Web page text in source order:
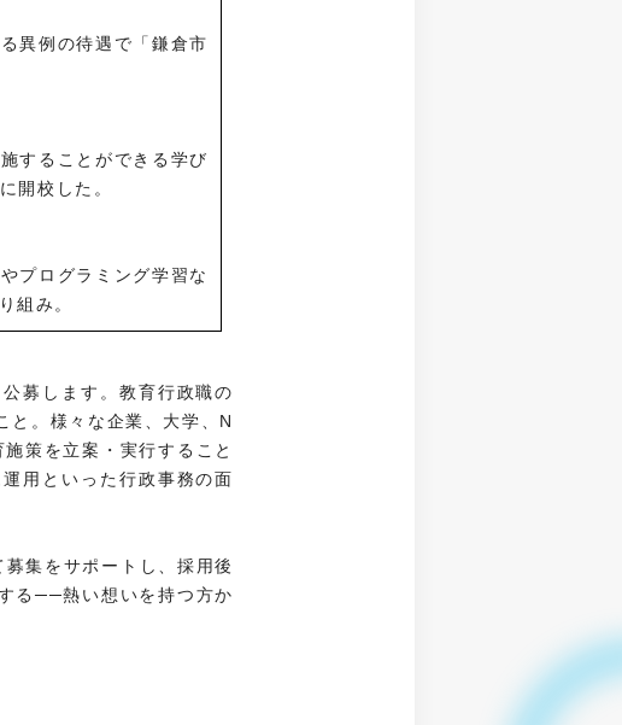
異例の待遇で「鎌倉市
することができる学び
開校した。
プログラミング学習な
組み。
募します。教育行政職の
と。様々な企業、大学、N
策を立案・実行すること
用といった行政事務の面
集をサポートし、採用後
る──熱い想いを持つ方か